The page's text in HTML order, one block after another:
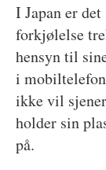
I Japan er
forkjølelse
hensyn til
i
ikke vil
holder sin
på.